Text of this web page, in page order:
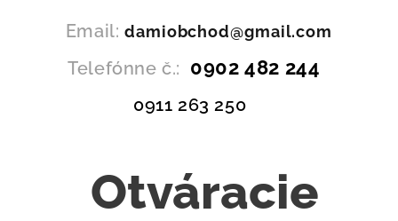
Email:damiobchod@gmail.com
Telefónne č.: 0902 482 244
0911 263 250
Otváracie